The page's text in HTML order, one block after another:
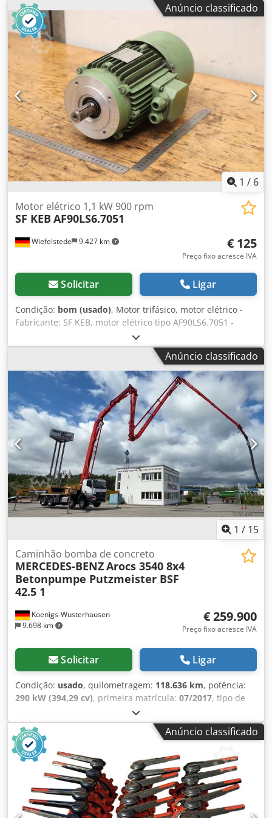
Csdpfxscxup Ie Ab Hjrf -Brake -Dimensões: 340/290/H210
mm -Peso: 21 kg
Anúncio classificado
1 / 6
Wiefelstede 9.427 km
Motor elétrico 1,1 kW 900 rpm
SF KEB AF90LS6.7051
€ 125
Preço fixo acresce IVA
Solicitar Ligar
Condição: bom (usado), Motor trifásico, motor elétrico -
Fabricante: SF KEB, motor elétrico tipo AF90LS6.7051 -
Potência: 1,1 kW - Rotação: 900 rpm Csdpfx Abexl Sdio Horf
- Eixo: Ø 24 x 50 mm - Grau de proteção: IP55 - Forma
construtiva: B14 - Dimensões: 380/210/A176 mm - Peso: 20
kg.
Anúncio classificado
1 / 15
Koenigs-Wusterhausen
9.698 km
Caminhão bomba de concreto
MERCEDES-BENZArocs 3540 8x4
Betonpumpe Putzmeister BSF
42.5 1
€ 259.900
Preço fixo acresce IVA
Solicitar Ligar
Condição: usado, quilometragem: 118.636 km, potência:
290 kW (394,29 cv), primeira matrícula: 07/2017, tipo de
, peso total:
eixo:3 eixos, próxima inspeção (TÜV):01/2027, cor:
branco, tipo de engrenagem: automático , classe de
emissão:
Euro 6
EDC * ABS * ASR * Controlo preditivo da unidade motriz *
Rádio * Computador de bordo * Câmara de marcha-atrás *
Sensor de marcha-atrás * Piloto automático * Buzinas de
ar * Assistente de arranque em subidas Credpezmlwljfx
Ab Hof * Tacógrafo digital * Elevação de vidros elétricas *
Anúncio classificado